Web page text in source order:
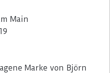
Main
Marke von Björn